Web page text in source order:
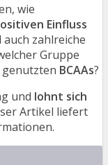
wie
Einfluss
zahlreiche
Gruppe
BCAAs?
und lohnt sich
Artikel liefert